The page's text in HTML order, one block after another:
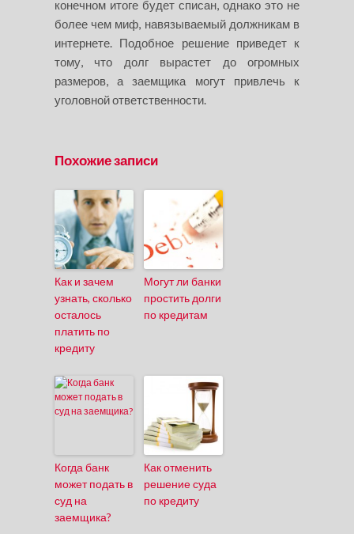
конечном итоге будет списан, однако это не
более чем миф, навязываемый должникам в
интернете. Подобное решение приведет к
тому, что долг вырастет до огромных
размеров, а заемщика могут привлечь к
уголовной ответственности.
Похожие записи
Как и зачем
узнать, сколько
осталось
платить по
кредиту
Могут ли банки
простить долги
по кредитам
Когда банк
может подать в
суд на
заемщика?
Как отменить
решение суда
по кредиту